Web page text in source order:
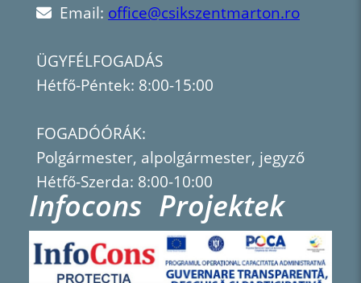
Email: office@csikszentmarton.ro
ÜGYFÉLFOGADÁS
Hétfő-Péntek: 8:00-15:00
FOGADÓÓRÁK:
Polgármester, alpolgármester, jegyző
Hétfő-Szerda: 8:00-10:00
Infocons Projektek